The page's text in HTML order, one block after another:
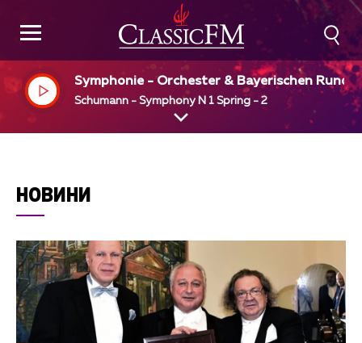
Symphonie - Orchester & Bayerischen
ks, Rafael Kubelik, dir
Schumann - Symphony N 1 Spring - 2
НОВИНИ